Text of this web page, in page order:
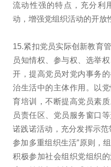
流动性强的特点，充分利
动，增强党组织活动的开放
15.紧扣党员实际创新教育
员知情权、参与权、选举
开，提高党员对党内事务
治生活中的主体作用。以
育培训，不断提高党员素
员责任区、党员服务窗口
诺践诺活动，充分发挥示范
参加多重组织生活”原则，
积极参加社会组织党组织